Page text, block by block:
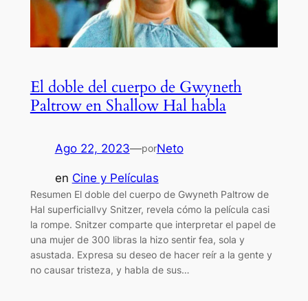
El doble del cuerpo de Gwyneth
Paltrow en Shallow Hal habla
Ago 22, 2023—porNeto
en Cine y Películas
Resumen El doble del cuerpo de Gwyneth Paltrow de
Hal superficialIvy Snitzer, revela cómo la película casi
la rompe. Snitzer comparte que interpretar el papel de
una mujer de 300 libras la hizo sentir fea, sola y
asustada. Expresa su deseo de hacer reír a la gente y
no causar tristeza, y habla de sus…